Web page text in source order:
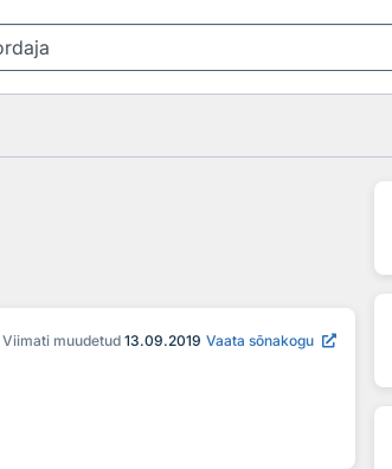
Viimati muudetud 13.09.2019 Vaata sõnakogu